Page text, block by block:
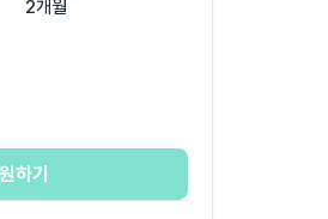
2개월
하기